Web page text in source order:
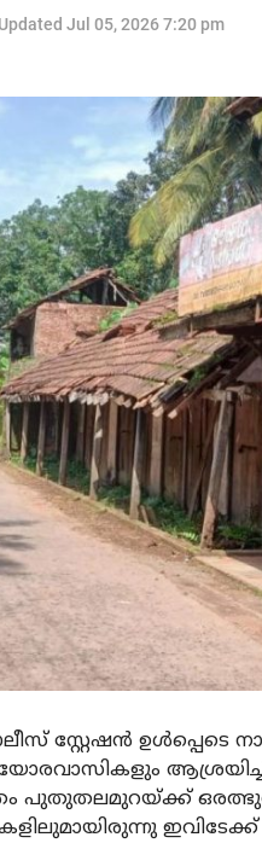
Jul 05, 2026 7:20 pm
സ്റ്റേഷന്‍ ഉള്‍പ്പെടെ
പുതുതലമുറയ്ക്ക്